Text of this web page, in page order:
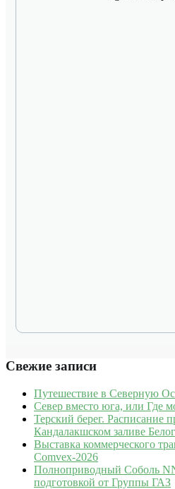
Свежие записи
Путешествие в Северную
Север вместо юга, или Где
Терский берег. Расписание
Кандалакшском заливе
Выставка коммерческого
Comvex-2026
Полноприводный Соболь
подготовкой от Группы ГАЗ